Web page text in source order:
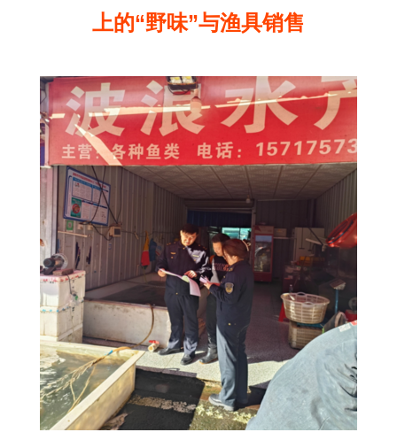
上的“野味”与渔具销售